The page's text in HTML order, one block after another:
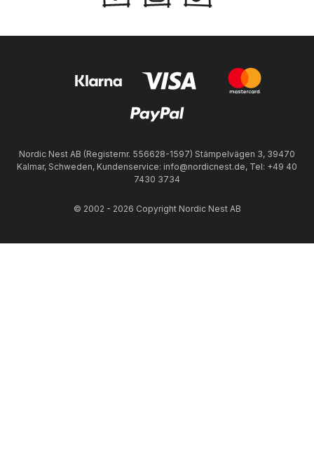
Nordic Nest AB (Registernr. 556628-1597) Stämpelvägen 3, 39470
Kalmar, Schweden, Kundenservice: info@nordicnest.de, Tel: +49 40
7430 3734
© 2002 - 2026 Copyright Nordic Nest AB